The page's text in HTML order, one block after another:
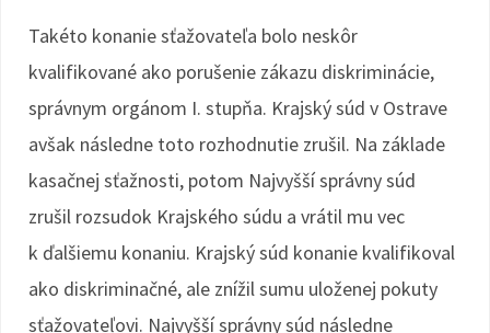
Takéto konanie sťažovateľa bolo neskôr
kvalifikované ako porušenie zákazu diskriminácie,
správnym orgánom I. stupňa. Krajský súd v Ostrave
avšak následne toto rozhodnutie zrušil. Na základe
kasačnej sťažnosti, potom Najvyšší správny súd
zrušil rozsudok Krajského súdu a vrátil mu vec
k ďalšiemu konaniu. Krajský súd konanie kvalifikoval
ako diskriminačné, ale znížil sumu uloženej pokuty
sťažovateľovi. Najvyšší správny súd následne